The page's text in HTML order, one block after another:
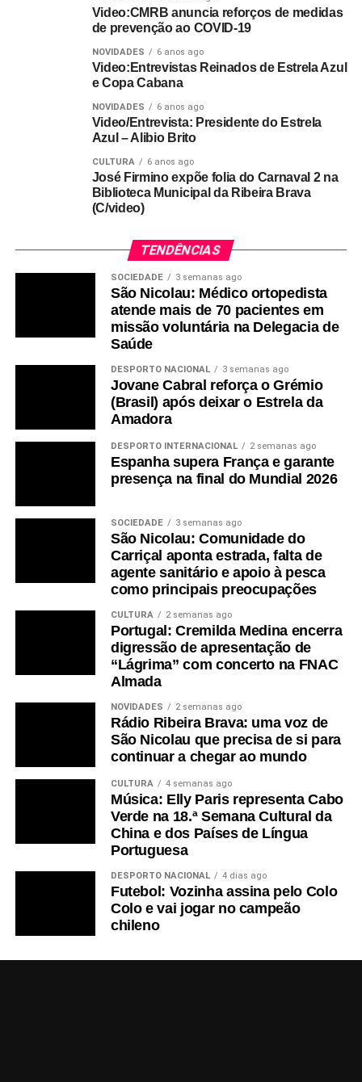
Video:CMRB anuncia reforços de medidas
de prevenção ao COVID-19
NOVIDADES 6 anos ago
Video:Entrevistas Reinados de Estrela Azul
e Copa Cabana
NOVIDADES 6 anos ago
Video/Entrevista: Presidente do Estrela
Azul – Alibio Brito
CULTURA 6 anos ago
José Firmino expõe folia do Carnaval 2 na
Biblioteca Municipal da Ribeira Brava
(C/video)
TENDÊNCIAS
SOCIEDADE 3 semanas ago
São Nicolau: Médico ortopedista
atende mais de 70 pacientes em
missão voluntária na Delegacia de
Saúde
DESPORTO NACIONAL 3 semanas ago
Jovane Cabral reforça o Grémio
(Brasil) após deixar o Estrela da
Amadora
DESPORTO INTERNACIONAL 2 semanas ago
Espanha supera França e garante
presença na final do Mundial 2026
SOCIEDADE 3 semanas ago
São Nicolau: Comunidade do
Carriçal aponta estrada, falta de
agente sanitário e apoio à pesca
como principais preocupações
CULTURA 2 semanas ago
Portugal: Cremilda Medina encerra
digressão de apresentação de
“Lágrima” com concerto na FNAC
Almada
NOVIDADES 2 semanas ago
Rádio Ribeira Brava: uma voz de
São Nicolau que precisa de si para
continuar a chegar ao mundo
CULTURA 4 semanas ago
Música: Elly Paris representa Cabo
Verde na 18.ª Semana Cultural da
China e dos Países de Língua
Portuguesa
DESPORTO NACIONAL 4 dias ago
Futebol: Vozinha assina pelo Colo
Colo e vai jogar no campeão
chileno